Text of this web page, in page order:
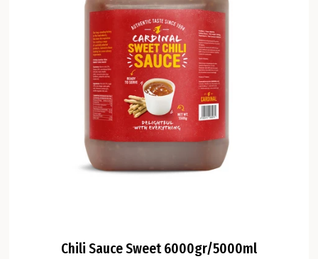
Chili Sauce Sweet 6000gr/5000ml